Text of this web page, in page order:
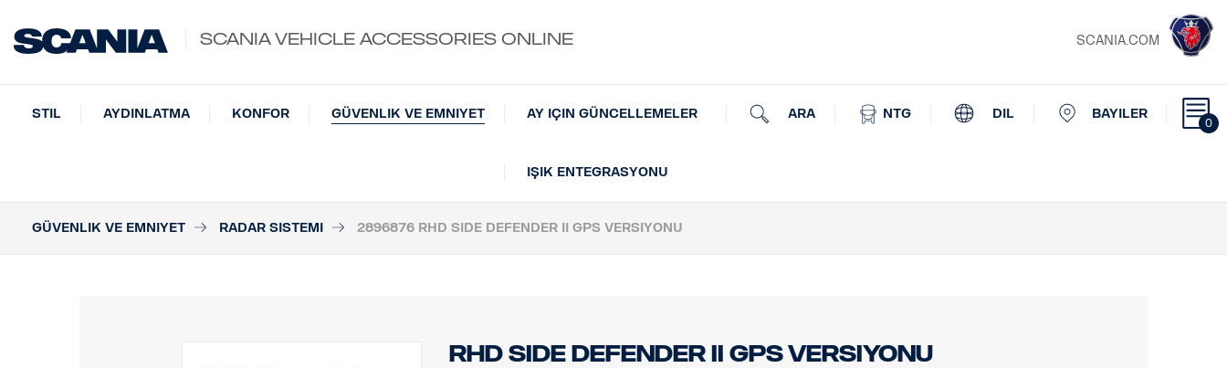
SCANIA VEHICLE ACCESSORIES ONLINE SCANIA.COM
0
ARA NTG DIL BAYILER
STIL AYDINLATMA KONFOR GÜVENLIK VE EMNIYET AY IÇIN GÜNCELLEMELER
IŞIK ENTEGRASYONU
GÜVENLIK VE EMNIYET RADAR SISTEMI 2896876 RHD SIDE DEFENDER II GPS VERSIYONU
RHD Side defender II GPS versiyonu